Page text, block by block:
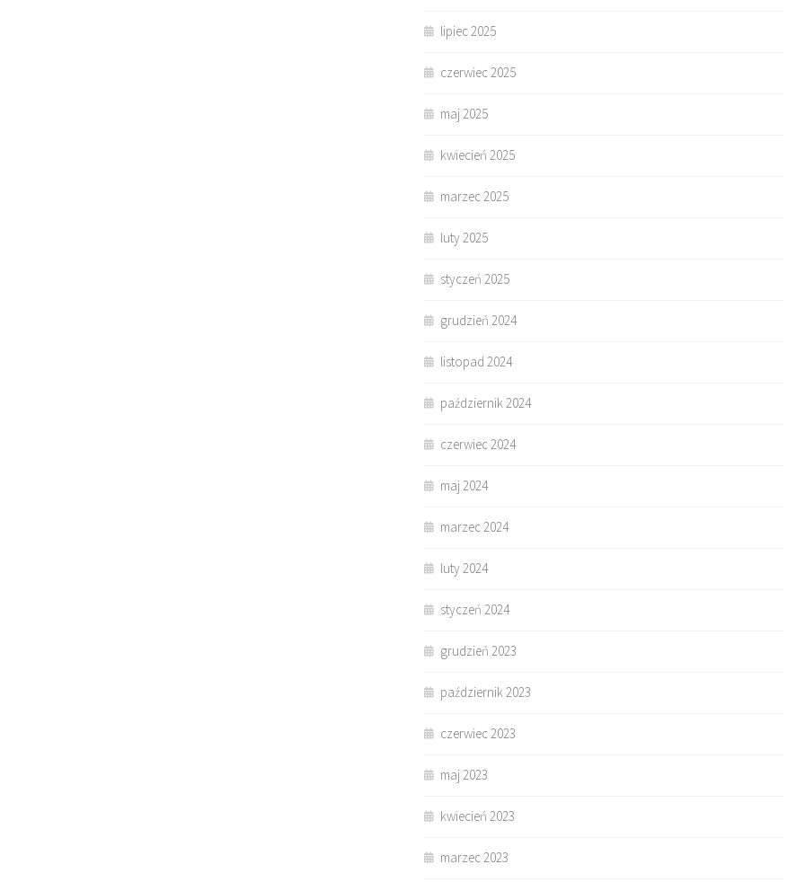
lipiec 2025
czerwiec 2025
maj 2025
kwiecień 2025
marzec 2025
luty 2025
styczeń 2025
grudzień 2024
listopad 2024
październik 2024
czerwiec 2024
maj 2024
marzec 2024
luty 2024
styczeń 2024
grudzień 2023
październik 2023
czerwiec 2023
maj 2023
kwiecień 2023
marzec 2023